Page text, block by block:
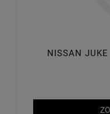
NISSAN